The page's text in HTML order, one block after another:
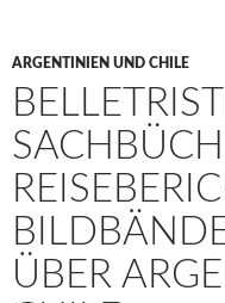
ARGENTINIEN UND CHILE
ÜBER